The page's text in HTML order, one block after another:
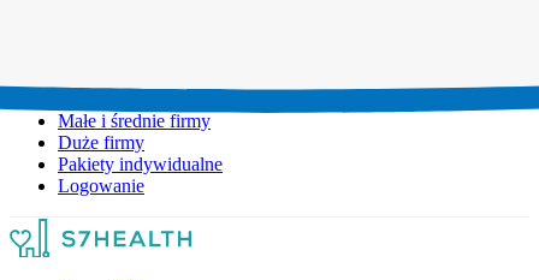
Małe i średnie firmy
Duże firmy
Pakiety indywidualne
Logowanie